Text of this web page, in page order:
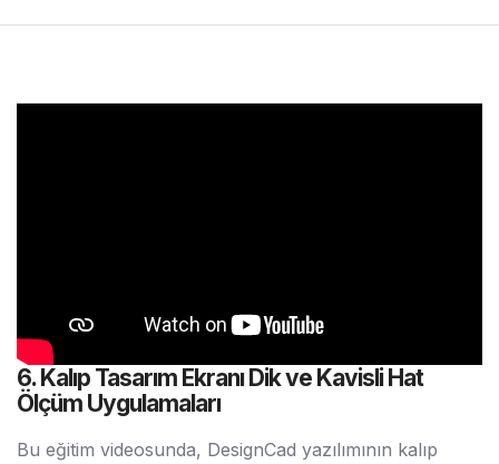
6. Kalıp Tasarım Ekranı Dik ve Kavisli Hat
Ölçüm Uygulamaları
Bu eğitim videosunda, DesignCad yazılımının kalıp